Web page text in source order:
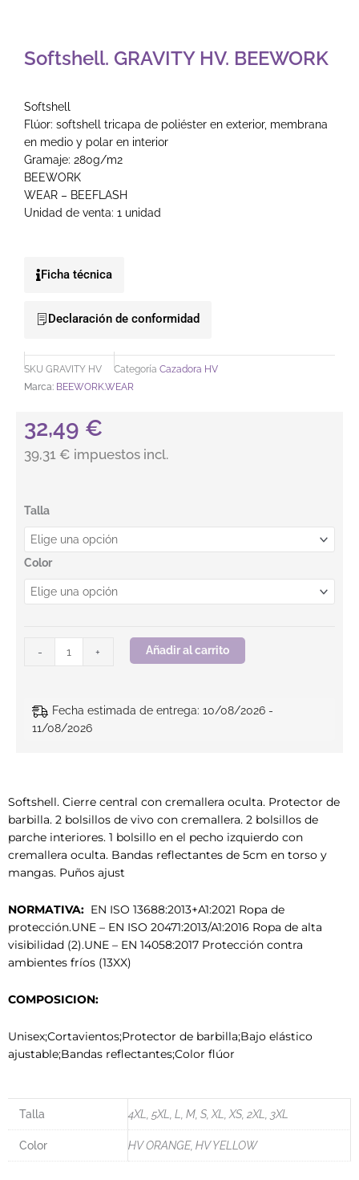
Softshell. GRAVITY HV. BEEWORK
Softshell
Flúor: softshell tricapa de poliéster en exterior, membrana
en medio y polar en interior
Gramaje: 280g/m2
BEEWORK
WEAR – BEEFLASH
Unidad de venta: 1 unidad
Ficha técnica
Declaración de conformidad
SKU GRAVITY HV Categoría Cazadora HV
Marca: BEEWORK.WEAR
32,49 €
39,31 € impuestos incl.
Talla
Color
-
Softshell. GRAVITY HV. BEEWORK cantidad
+ Añadir al carrito
Fecha estimada de entrega: 10/08/2026 -
11/08/2026
Softshell. Cierre central con cremallera oculta. Protector de
barbilla. 2 bolsillos de vivo con cremallera. 2 bolsillos de
parche interiores. 1 bolsillo en el pecho izquierdo con
cremallera oculta. Bandas reflectantes de 5cm en torso y
mangas. Puños ajust
NORMATIVA: EN ISO 13688:2013+A1:2021 Ropa de
protección.UNE – EN ISO 20471:2013/A1:2016 Ropa de alta
visibilidad (2).UNE – EN 14058:2017 Protección contra
ambientes fríos (13XX)
COMPOSICION:
Unisex;Cortavientos;Protector de barbilla;Bajo elástico
ajustable;Bandas reflectantes;Color flúor
Talla 4XL, 5XL, L, M, S, XL, XS, 2XL, 3XL
Color HV ORANGE, HV YELLOW